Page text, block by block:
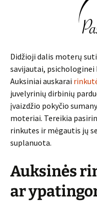
Didžioji dalis moterų
savijautai, psichologinei
Auksiniai auskarai
juvelyrinių dirbinių
įvaizdžio pokyčio
moteriai. Tereikia
rinkutes ir mėgautis jų
suplanuota.
Auksinės
ar